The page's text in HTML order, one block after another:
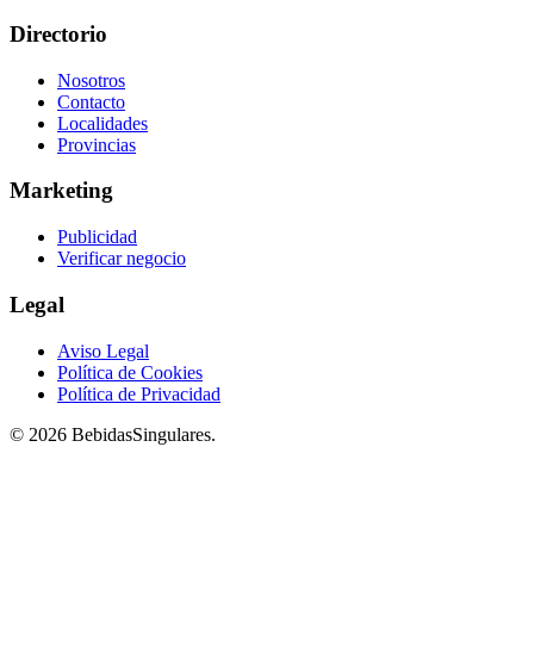
Directorio
Nosotros
Contacto
Localidades
Provincias
Marketing
Publicidad
Verificar negocio
Legal
Aviso Legal
Política de Cookies
Política de Privacidad
© 2026 BebidasSingulares.